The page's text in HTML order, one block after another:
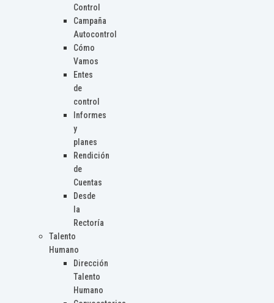
Control
Campaña
Autocontrol
Cómo
Vamos
Entes
de
control
Informes
y
planes
Rendición
de
Cuentas
Desde
la
Rectoría
Talento
Humano
Dirección
Talento
Humano